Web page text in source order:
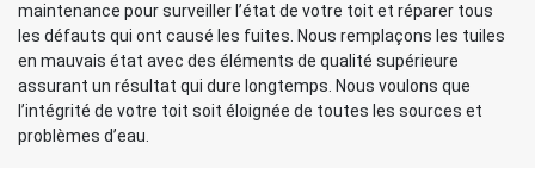
maintenance pour surveiller l’état de votre toit et réparer tous
les défauts qui ont causé les fuites. Nous remplaçons les tuiles
en mauvais état avec des éléments de qualité supérieure
assurant un résultat qui dure longtemps. Nous voulons que
l’intégrité de votre toit soit éloignée de toutes les sources et
problèmes d’eau.